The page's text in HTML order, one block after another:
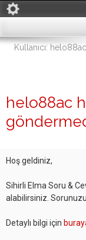
Kullanıcı: helo88ac
helo88ac
Hoş geldiniz,
Sihirli Elma Soru &
alabilirsiniz.
Detaylı bilgi için